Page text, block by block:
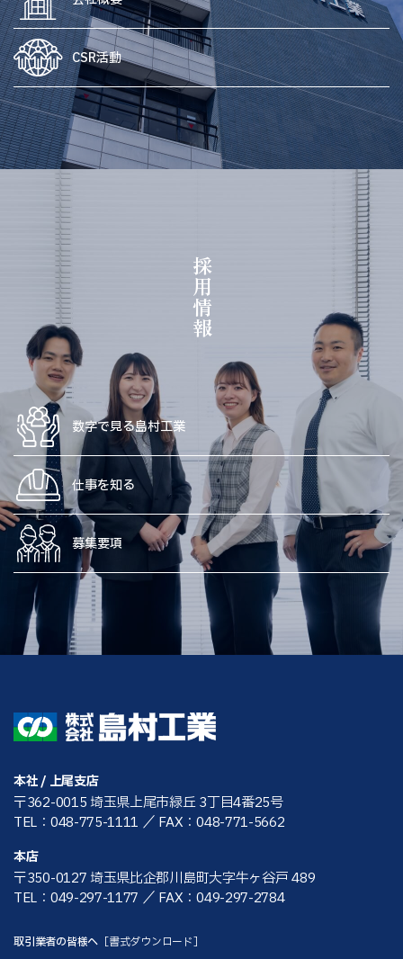
CSR活動
採用情報
数字で見る島村工業
仕事を知る
募集要項
本社 / 上尾支店
〒362-0015 埼玉県上尾市緑丘 3丁目4番25号
TEL：048-775-1111 ／ FAX：048-771-5662
本店
〒350-0127 埼玉県比企郡川島町大字牛ヶ谷戸 489
TEL：049-297-1177 ／ FAX：049-297-2784
取引業者の皆様へ ［書式ダウンロード］